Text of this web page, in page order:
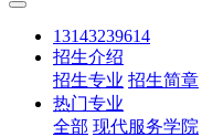
13143239614
招生介绍
招生专业 招生简章
热门专业
全部 现代服务学院